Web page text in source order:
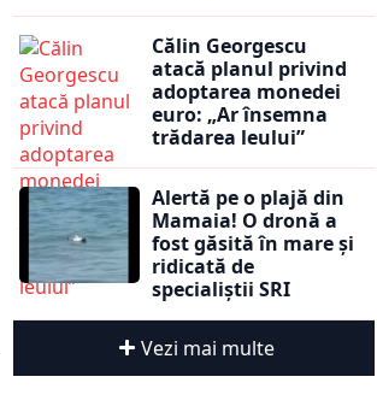
Călin Georgescu
atacă planul privind
adoptarea monedei
euro: „Ar însemna
trădarea leului”
Alertă pe o plajă din
Mamaia! O dronă a
fost găsită în mare și
ridicată de
specialiștii SRI
Vezi mai multe